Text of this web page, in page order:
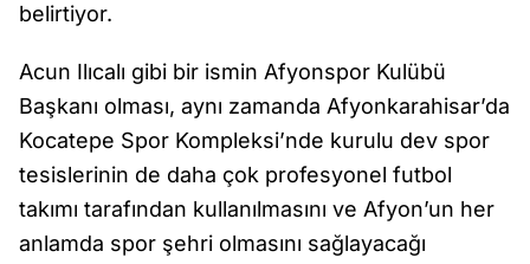
belirtiyor.
Acun Ilıcalı gibi bir ismin Afyonspor Kulübü
Başkanı olması, aynı zamanda Afyonkarahisar’da
Kocatepe Spor Kompleksi’nde kurulu dev spor
tesislerinin de daha çok profesyonel futbol
takımı tarafından kullanılmasını ve Afyon’un her
anlamda spor şehri olmasını sağlayacağı